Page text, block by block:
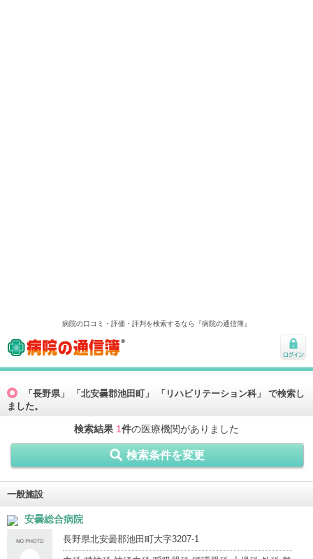
病院の口コミ・評価・評判を検索するなら『病院の通信簿』
病院の通信簿
ログ
ました。
検索結果 1件の医療機関がありました
検索条件を変更
一般施設
安曇総合病院
長野県北安曇郡池田町大字3207-1